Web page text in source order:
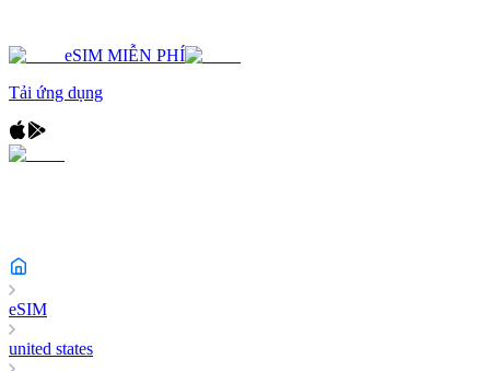
eSIM MIỄN PHÍ
Tải ứng dụng
eSIM
united states